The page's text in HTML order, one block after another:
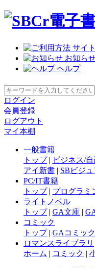
サイ
お知ら
ヘルプ
ログイン
会員登録
ログアウト
マイ本棚
一般書籍
トップ| ビジネス/
アイ新書 | SBビジ
PC/IT書籍
トップ| プログラミ
ライトノベル
トップ| GA文庫 |
コミック
トップ| GAコミック
ロマンスライブラリ
ホーム | コミック |